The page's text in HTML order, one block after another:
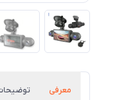
معرفی